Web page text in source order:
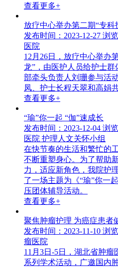
查看更多+
放疗中心举办第二期“专
发布时间：2023-12-27 浏
医院
12月26日，放疗中心举办
龙”，由医护人员给护士
部牵头负责人刘珊参与活
凤、护士长程天翠和高娟
查看更多+
“瑜”你一起 “伽”速成长
发布时间：2023-12-04 浏
医院 护理人文关怀小组
在快节奏的生活和繁忙的
不断重塑身心。为了帮助
力，适应新角色，我院护
了一场主题为《“瑜”你一
压团体辅导活动。
查看更多+
聚焦肿瘤护理 为癌症患者
发布时间：2023-11-10 浏
瘤医院
11月3日-5日，湖北省肿
系列学术活动，广邀国内